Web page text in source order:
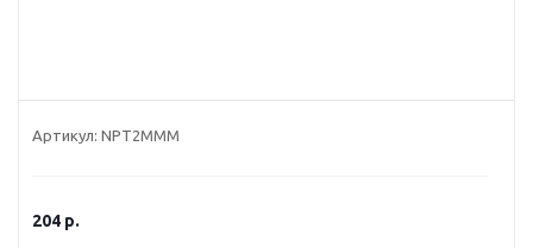
Артикул: NPT2MMM
204 р.